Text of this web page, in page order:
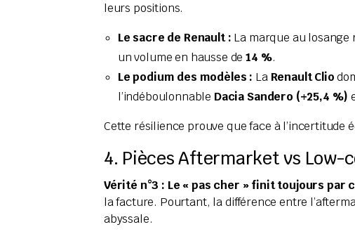
leurs positions.
Le sacre de Renault : La marque au
un volume en hausse de14 %.
Le podium des modèles : La Renault Clio
l’indéboulonnable Dacia Sandero (+25,4 %)
Cette résilience prouve que face à
4. Pièces Aftermarket vs Low-
Vérité n°3 : Le « pas cher » finit toujours par
la facture. Pourtant, la différence entre
abyssale.